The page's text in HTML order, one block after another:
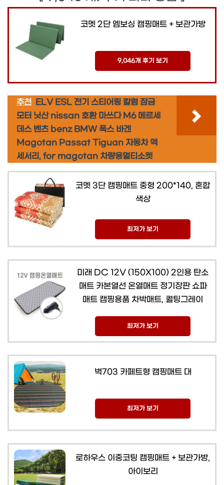
코멧 2단 엠보싱 캠핑매트 + 보관가방
9,046개 후기 보기
추천 ELV ESL 전기 스티어링 칼럼 잠금
모터 닛산 nissan 호환 마쓰다 M6 메르세
데스 벤츠 benz BMW 폭스 바겐
Magotan Passat Tiguan 자동차 액
세서리, for magotan 차량용멀티소켓
코멧 3단 캠핑매트 중형 200*140, 혼합
색상
최저가 보기
미래 DC 12V (150X100) 2인용 탄소
매트 카본열선 온열매트 정기장판 쇼파
매트 캠핑용품 차박매트, 퀄팅그레이
최저가 보기
벅703 카페트형 캠핑매트 대
최저가 보기
로하우스 이중코팅 캠핑매트 + 보관가방,
아이보리